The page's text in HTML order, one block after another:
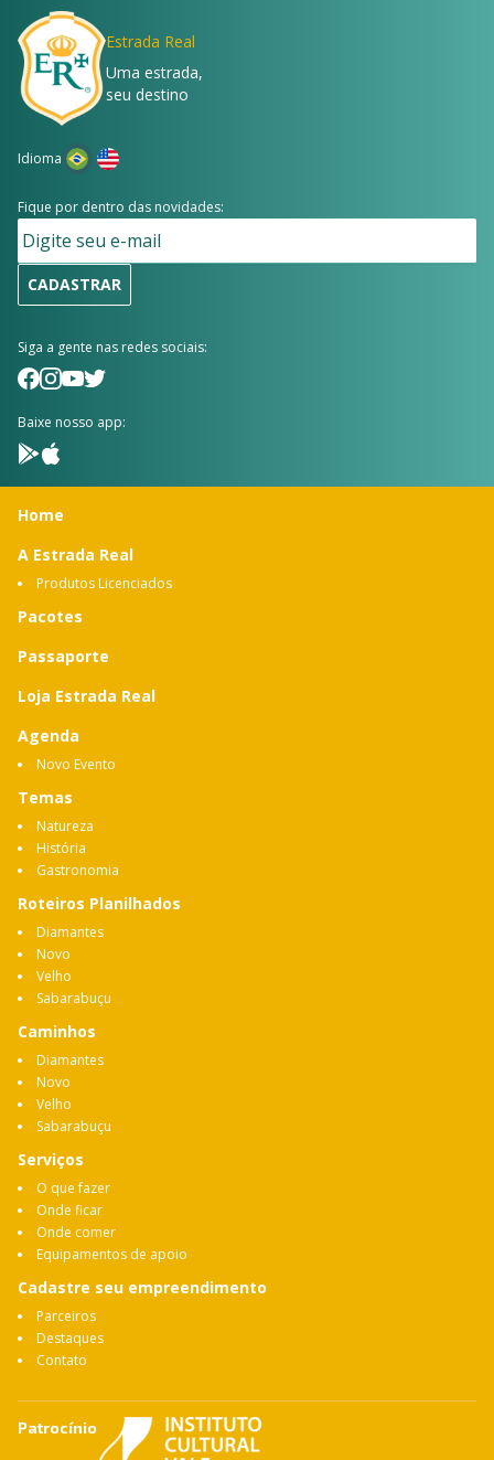
Estrada Real
Uma estrada,
seu destino
Idioma
Fique por dentro das novidades:
CADASTRAR
Siga a gente nas redes sociais:
Baixe nosso app:
Home
A Estrada Real
Produtos Licenciados
Pacotes
Passaporte
Loja Estrada Real
Agenda
Novo Evento
Temas
Natureza
História
Gastronomia
Roteiros Planilhados
Diamantes
Novo
Velho
Sabarabuçu
Caminhos
Diamantes
Novo
Velho
Sabarabuçu
Serviços
O que fazer
Onde ficar
Onde comer
Equipamentos de apoio
Cadastre seu empreendimento
Parceiros
Destaques
Contato
Patrocínio